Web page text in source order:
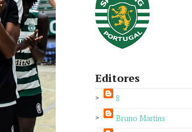
Editores
8
Bruno Martins